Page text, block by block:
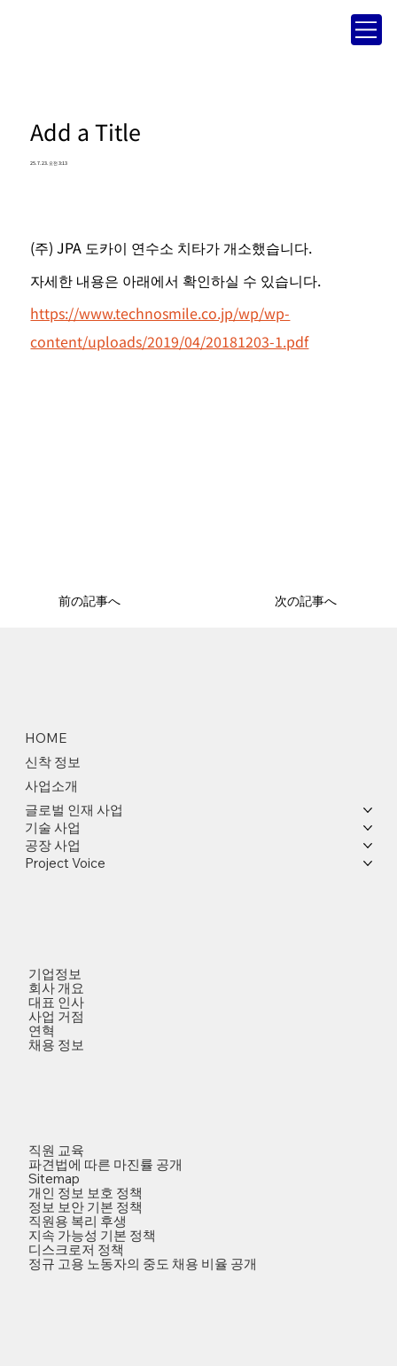
Add a Title
25. 7. 23. 오전 3:13
前の記事へ 次の記事へ
(주) JPA 도카이 연수소 치타가 개소했습니다.
자세한 내용은 아래에서 확인하실 수 있습니다.
https://www.technosmile.co.jp/wp/wp-
content/uploads/2019/04/20181203-1.pdf
HOME
신착 정보
사업소개
글로벌 인재 사업
기술 사업
공장 사업
Project Voice
기업정보
회사 개요
대표 인사
사업 거점
연혁
채용 정보
직원 교육
파견법에 따른 마진률 공개
Sitemap
개인 정보 보호 정책
정보 보안 기본 정책
직원용 복리 후생
지속 가능성 기본 정책
디스크로저 정책
정규 고용 노동자의 중도 채용 비율 공개